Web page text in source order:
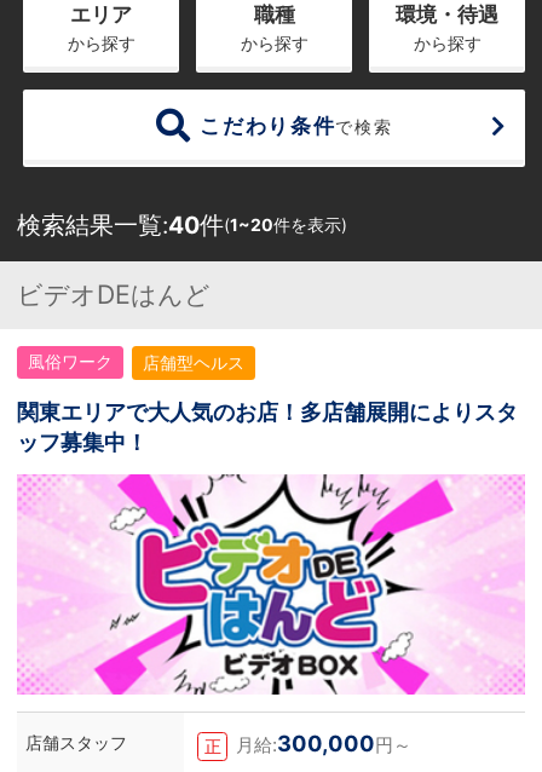
エリア
から探す
職種
から探す
環境・待遇
から探す
こだわり条件で検索
検索結果一覧:40件(1~20件を表示)
ビデオDEはんど
風俗ワーク 店舗型ヘルス
関東エリアで大人気のお店！多店舗展開によりスタ
ッフ募集中！
店舗スタッフ 正 月給:300,000円～